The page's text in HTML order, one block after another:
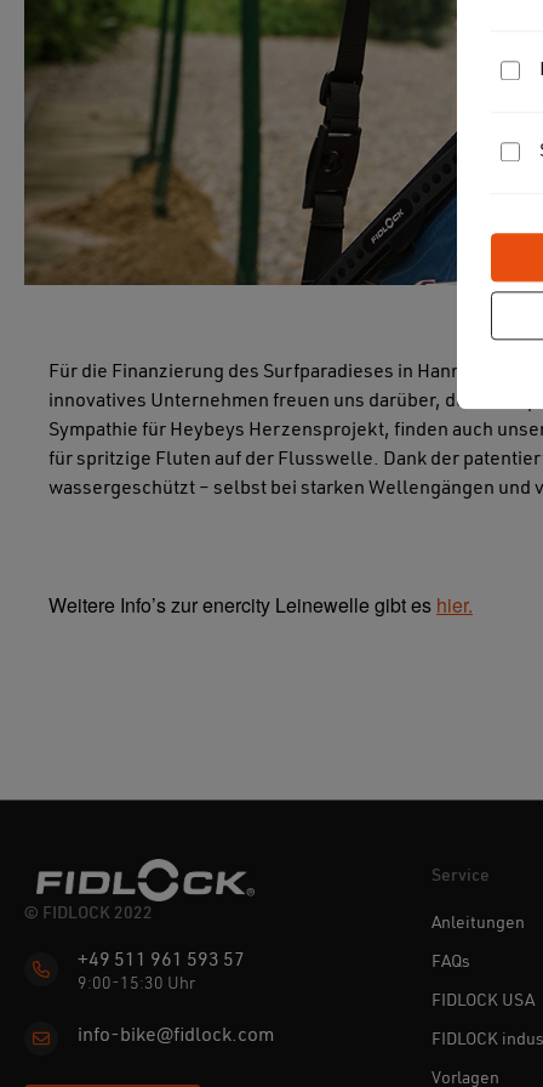
Für die Finanzierung des Surfparadieses in Hannover,
innovatives Unternehmen freuen uns darüber, den
Sympathie für Heybeys Herzensprojekt, finden auch
für spritzige Fluten auf der Flusswelle. Dank der
wassergeschützt – selbst bei starken Wellengängen und
Weitere Info’s zur enercity Leinewelle gibt es hier.
© FIDLOCK 2022
+49 511 961 593 57
9:00-15:30 Uhr
info-bike@fidlock.com
Service
Anleitungen
FAQs
FIDLOCK USA
FIDLOCK
Vorlagen